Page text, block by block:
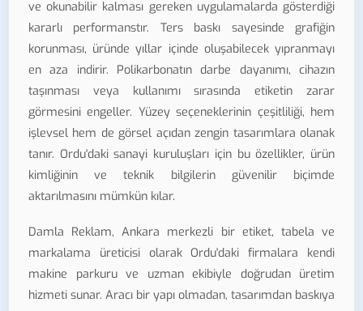
ve okunabilir kalması gereken uygulamalarda gösterdiği
kararlı performanstır. Ters baskı sayesinde grafiğin
korunması, üründe yıllar içinde oluşabilecek yıpranmayı
en aza indirir. Polikarbonatın darbe dayanımı, cihazın
taşınması veya kullanımı sırasında etiketin zarar
görmesini engeller. Yüzey seçeneklerinin çeşitliliği, hem
işlevsel hem de görsel açıdan zengin tasarımlara olanak
tanır. Ordu'daki sanayi kuruluşları için bu özellikler, ürün
kimliğinin ve teknik bilgilerin güvenilir biçimde
aktarılmasını mümkün kılar.
Damla Reklam, Ankara merkezli bir etiket, tabela ve
markalama üreticisi olarak Ordu'daki firmalara kendi
makine parkuru ve uzman ekibiyle doğrudan üretim
hizmeti sunar. Aracı bir yapı olmadan, tasarımdan baskıya